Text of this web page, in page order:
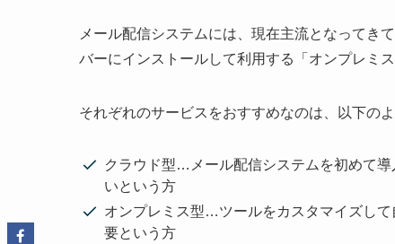
メール配信システムには、現在主流となってき
バーにインストールして利用する「オンプレミ
それぞれのサービスをおすすめなのは、以下のよ
クラウド型…メール配信システムを初めて
いという方
オンプレミス型…ツールをカスタマイズし
要という方